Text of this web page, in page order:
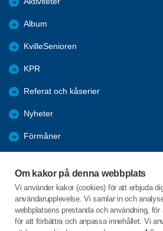
Om kakor på denna webbplats
Vi använder kakor (cookies) för att erbjuda
användarupplevelse. Vi samlar in och
webbplatsens prestanda och användning,
för att förbättra och anpassa innehållet. Vi
Album
KvilleSenioren
KPR
Referat och kåserier
Nyheter
Förmåner
Tanums kommun
Valet 2026